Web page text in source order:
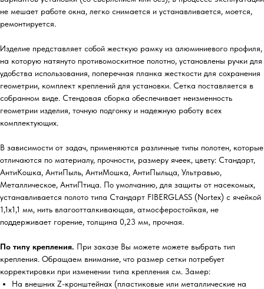
не мешает работе окна, легко снимается и устанавливается, моется,
ремонтируется.
Изделие представляет собой жесткую рамку из алюминиевого профиля,
на которую натянуто противомоскитное полотно, установлены ручки для
удобства использования, поперечная планка жесткости для сохранения
геометрии, комплект креплений для установки. Сетка поставляется в
собранном виде. Стендовая сборка обеспечивает неизменность
геометрии изделия, точную подгонку и надежную работу всех
комплектующих.
В зависимости от задач, применяются различные типы полотен, которые
отличаются по материалу, прочности, размеру ячеек, цвету: Стандарт,
АнтиКошка, АнтиПыль, АнтиМошка, АнтиПыльца, Ультравью,
Металлическое, АнтиПтица. По умолчанию, для защиты от насекомых,
устанавливается полото типа Стандарт FIBERGLASS (Nortex) с ячейкой
1,1х1,1 мм, нить влагоотталкивающая, атмосферостойкая, не
поддерживает горение, толщина 0,23 мм, прочная.
По типу крепления. При заказе Вы можете можете выбрать тип
крепления. Обращаем внимание, что размер сетки потребует
корректировки при изменении типа крепления см. Замер:
На внешних Z-кронштейнах (пластиковые или металлические на